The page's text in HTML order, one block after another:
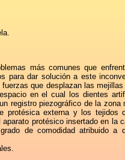
más comunes que
para dar solución a este
que desplazan las
en el cual los dientes
registro piezográfico de la zona
protésica externa y los tejidos
protésico insertado en la
de comodidad atribuido a